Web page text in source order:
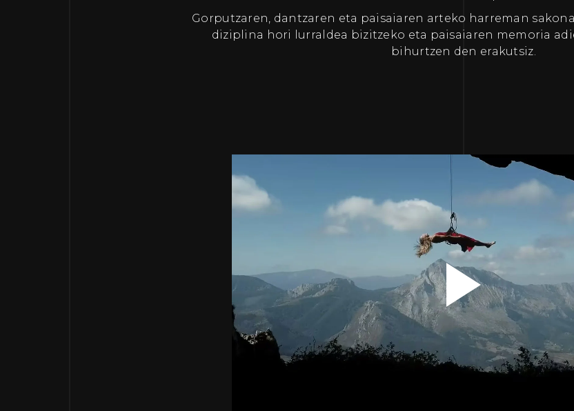
Gorputzaren, dantzaren eta paisaiaren arteko harreman
diziplina hori lurraldea bizitzeko eta paisaiaren memoria
bihurtzen den erakutsiz.